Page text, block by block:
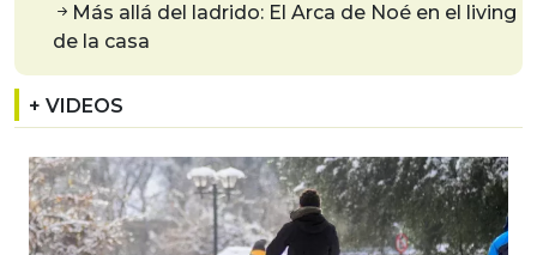
Más allá del ladrido: El Arca de Noé en el living
de la casa
+ VIDEOS